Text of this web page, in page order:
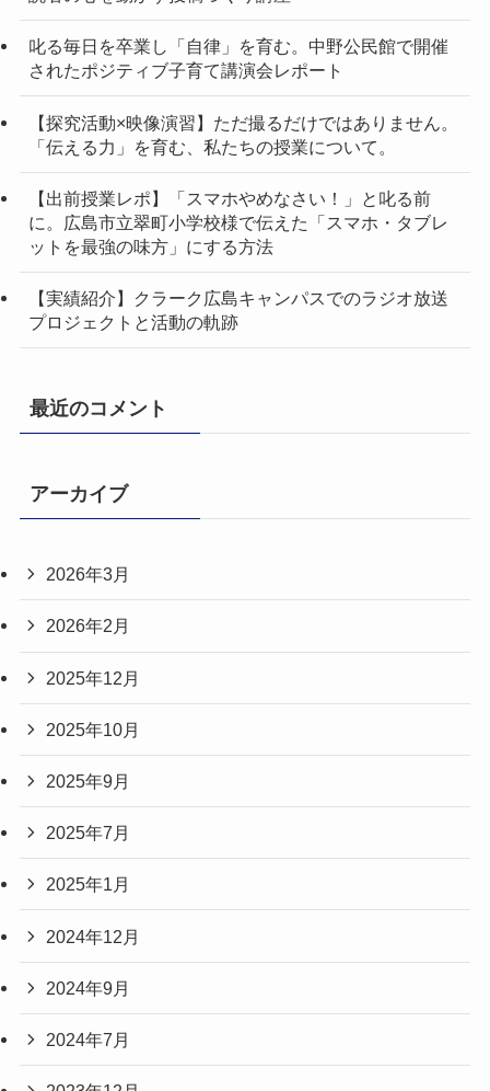
叱る毎日を卒業し「自律」を育む。中野公民館で開催
されたポジティブ子育て講演会レポート
【探究活動×映像演習】ただ撮るだけではありません。
「伝える力」を育む、私たちの授業について。
【出前授業レポ】「スマホやめなさい！」と叱る前
に。広島市立翠町小学校様で伝えた「スマホ・タブレ
ットを最強の味方」にする方法
【実績紹介】クラーク広島キャンパスでのラジオ放送
プロジェクトと活動の軌跡
最近のコメント
アーカイブ
2026年3月
2026年2月
2025年12月
2025年10月
2025年9月
2025年7月
2025年1月
2024年12月
2024年9月
2024年7月